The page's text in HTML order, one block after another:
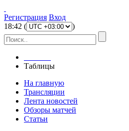
Регистрация Вход
18:42 ( )
Таблицы
На главную
Трансляции
Лента новостей
Обзоры матчей
Статьи